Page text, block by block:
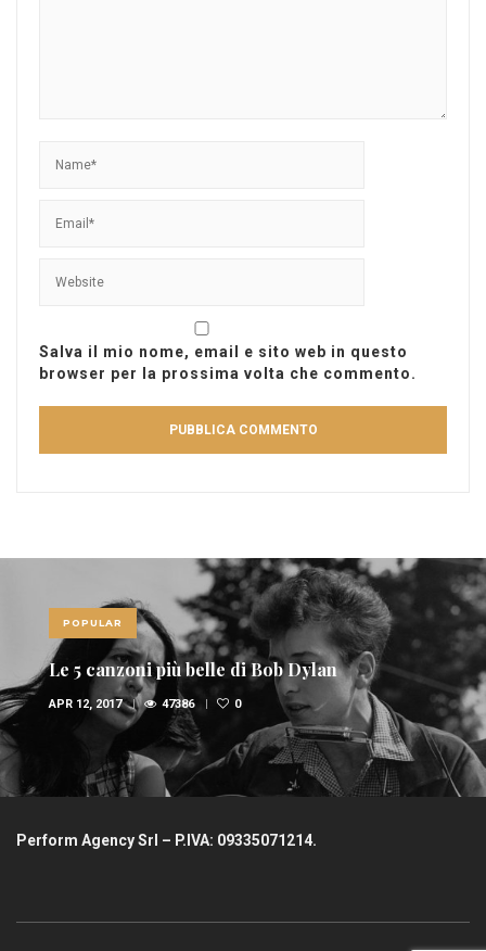
Salva il mio nome, email e sito web in questo
browser per la prossima volta che commento.
POPULAR
Le 5 canzoni più belle di Bob Dylan
APR 12, 2017 47386 0
Perform Agency Srl – P.IVA: 09335071214.